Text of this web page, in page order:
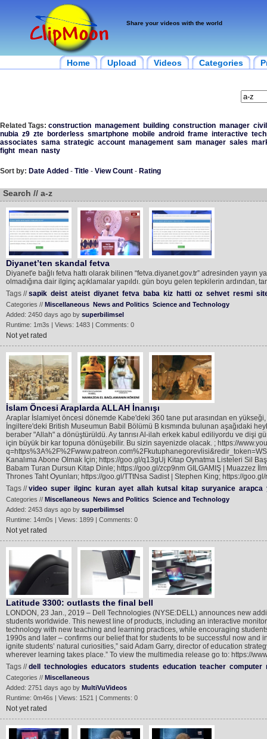
Share your videos with the world
Home Upload Videos Categories
Related Tags: construction management building construction manager civil
nubia z9 zte borderless smartphone mobile android frame interactive
associates sama strategic account management sam manager sales
fight mean nasty
Sort by: Date Added - Title - View Count - Rating
Search // a-z
Diyanet’ten skandal fetva
Diyanet'e bağlı fetva hattı olarak bilinen “fetva.diyanet.gov.tr” adresinden
olmadığına dair ilginç açıklamalar yapıldı. gün boyu gelen tepkilerin ardından,
Tags //sapik deist ateist diyanet fetva baba kiz hatti oz sehvet resmi
Categories // Miscellaneous News and Politics Science and Technology
Added: 2450 days ago by superbilimsel
Runtime: 1m3s | Views: 1483 | Comments: 0
Not yet rated
İslam Öncesi Araplarda ALLAH İnanışı
Araplar İslamiyet öncesi dönemde Kabe'deki 360 tane put arasından en
İngiltere'deki British Museumun Babil Bölümü B kısmında bulunan aşağıdaki
beraber "Allah" a dönüştürüldü. Ay tanrısı Al-ilah erkek kabul ediliyordu ve dişi
için büyük bir kar topuna dönüşebilir. Bu sizin sayenizde olacak. ; https://
Kanalıma Abone Olmak İçin; https://goo.gl/q13gUj Kitap Oynatma Listeleri Sil
Babam Turan Dursun Kitap Dinle; https://goo.gl/zcp9nm GILGAMIŞ | Muazzez
Thrones Taht Oyunları; https://goo.gl/TTtNsa Sadist | Stephen King; https://
Tags //video super ilginc kuran ayet allah kutsal kitap suryanice arapca
Categories // Miscellaneous News and Politics Science and Technology
Added: 2453 days ago by superbilimsel
Runtime: 14m0s | Views: 1899 | Comments: 0
Not yet rated
Latitude 3300: outlasts the final bell
LONDON, 23 Jan., 2019 – Dell Technologies (NYSE:DELL) announces new
students worldwide. This newest line of products, including an interactive
technology with new teaching and learning practices, while encouraging
1990s and later – confirms our belief that for students to be successful now
ignite students’ natural curiosities,” said Adam Garry, director of education
wherever learning takes place.” To view the multimedia release go to: https://
Tags //dell technologies educators students education teacher computer
Categories // Miscellaneous
Added: 2751 days ago by MultiVuVideos
Runtime: 0m46s | Views: 1521 | Comments: 0
Not yet rated